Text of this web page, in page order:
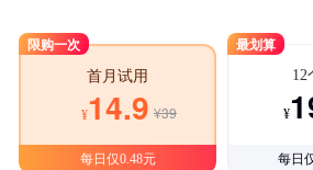
限购一次
首月试用
¥14.9 ¥39
每日仅0.48元
最划算
12
¥
每日